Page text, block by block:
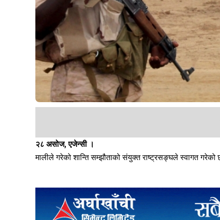
२८ असोज, एजेन्सी ।
मालीले गरेको शान्ति सम्झौताको संयुक्त राष्ट्रसङ्घले स्वागत गरेको